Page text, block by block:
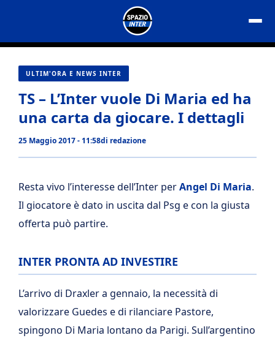
contenuto
ULTIM'ORA E NEWS INTER
TS – L’Inter vuole Di Maria ed ha
una carta da giocare. I dettagli
25 Maggio 2017 - 11:58di redazione
Resta vivo l’interesse dell’Inter perAngel Di Maria.
Il giocatore è dato in uscita dal Psg e con la giusta
offerta può partire.
INTER PRONTA AD INVESTIRE
L’arrivo di Draxler a gennaio, la necessità di
valorizzare Guedes e di rilanciare Pastore,
spingono Di Maria lontano da Parigi. Sull’argentino